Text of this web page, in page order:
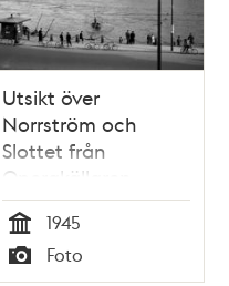
Utsikt över
Norrström och
Slottet från
Operakällaren
Tid
1945
Typ
Foto